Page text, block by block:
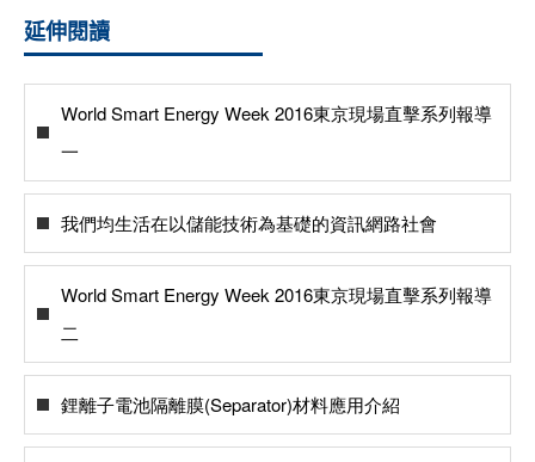
延伸閱讀
World Smart Energy Week 2016東京現場直擊系列報導
一
我們均生活在以儲能技術為基礎的資訊網路社會
World Smart Energy Week 2016東京現場直擊系列報導
二
鋰離子電池隔離膜(Separator)材料應用介紹